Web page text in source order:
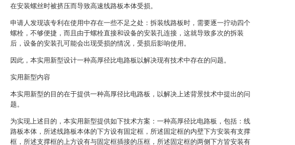
在安装螺丝时被挤压而导致高速线路板本体受损。
申请人发现该专利在使用中存在一些不足之处：拆装线路板时，需要逐一拧动四个
螺栓，不够便捷，而且由于螺栓直接和设备的安装孔连接，这就导致多次的拆装
后，设备的安装孔可能会出现受损的情况，受损后影响使用。
因此，本实用新型设计一种高厚径比电路板以解决现有技术中存在的问题。
实用新型内容
本实用新型的目的在于提供一种高厚径比电路板，以解决上述背景技术中提出的问
题。
为实现上述目的，本实用新型提供如下技术方案：一种高厚径比电路板，包括：线
路板本体，所述线路板本体的下方设有固定框，所述固定框的内壁下方安装有支撑
框，所述支撑框的上方设有与固定框插接的压框，所述固定框的两侧下方皆安装有